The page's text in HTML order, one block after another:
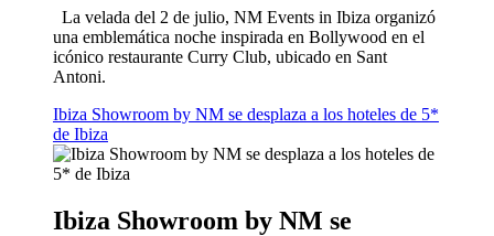
La velada del 2 de julio, NM Events in Ibiza organizó
una emblemática noche inspirada en Bollywood en el
icónico restaurante Curry Club, ubicado en Sant
Antoni.
Ibiza Showroom by NM se desplaza a los hoteles de 5*
de Ibiza
Ibiza Showroom by NM se